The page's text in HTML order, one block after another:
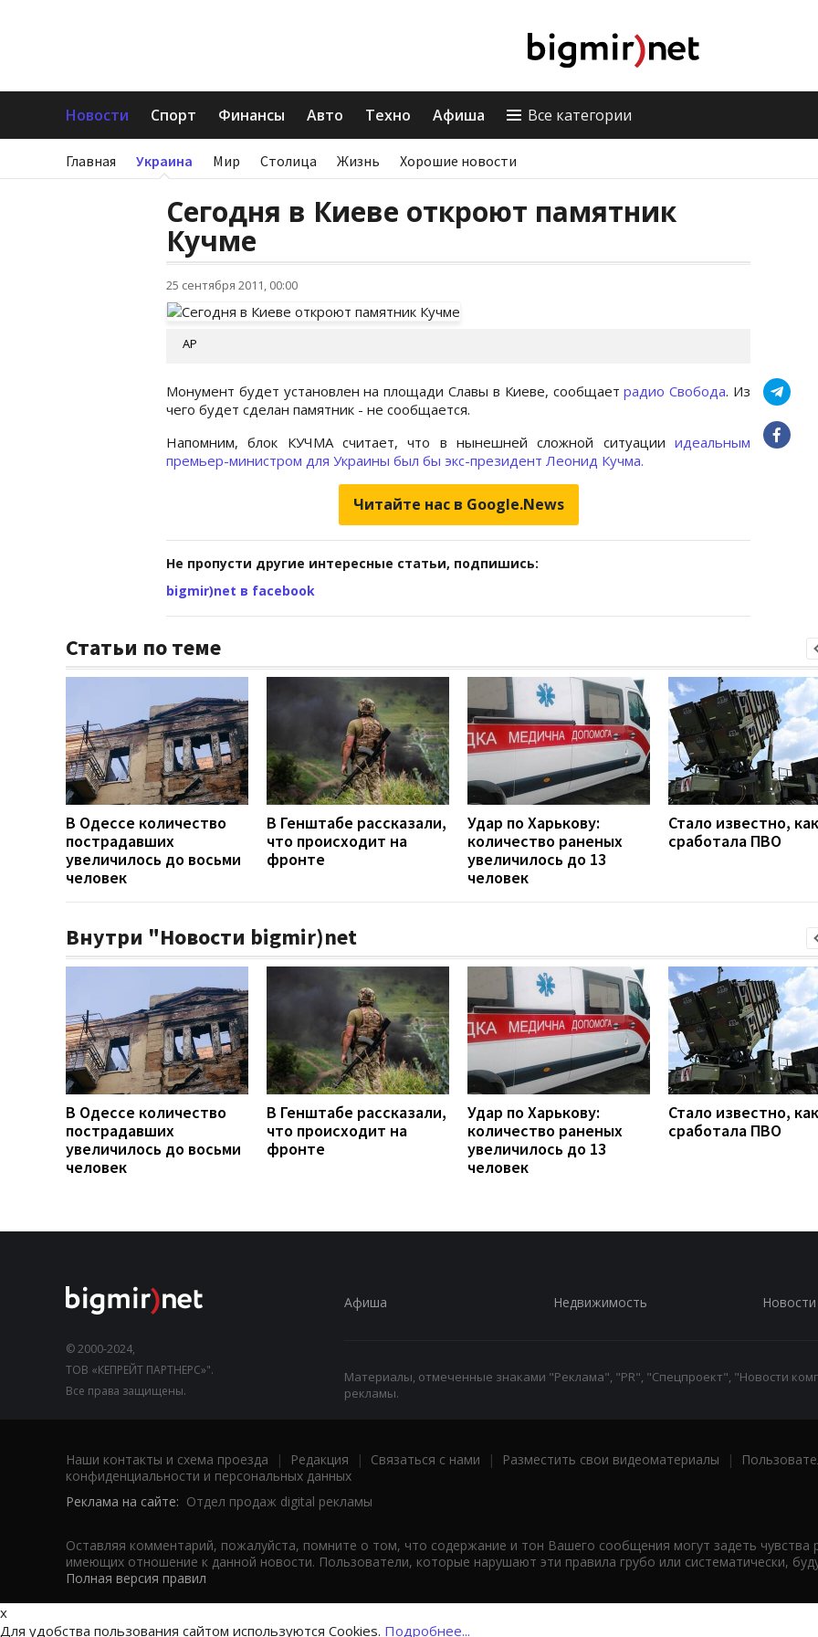
Новости Спорт Финансы Авто Техно Афиша Все категории
Главная Украина Мир Столица Жизнь Хорошие новости
Сегодня в Киеве откроют памятник
Кучме
25 сентября 2011, 00:00
АР
Монумент будет установлен на площади Славы в Киеве, сообщаетрадио Свобода. Из
чего будет сделан памятник - не сообщается.
Напомним, блок КУЧМА считает, что в нынешней сложной ситуации идеальным
премьер-министром для Украины был бы экс-президент Леонид Кучма.
Читайте нас в Google.News
Не пропусти другие интересные статьи, подпишись:
bigmir)net в facebook
Статьи по теме
В Одессе количество
пострадавших
увеличилось до восьми
человек
В Генштабе рассказали,
что происходит на
фронте
Удар по Харькову:
количество раненых
увеличилось до 13
человек
Стало известно, как
сработала ПВО
Внутри "Новости bigmir)net
В Одессе количество
пострадавших
увеличилось до восьми
человек
В Генштабе рассказали,
что происходит на
фронте
Удар по Харькову:
количество раненых
увеличилось до 13
человек
Стало известно, как
сработала ПВО
© 2000-2024,
ТОВ «КЕПРЕЙТ ПАРТНЕРС»".
Все права защищены.
Афиша Недвижимость Новости
Материалы, отмеченные знаками "Реклама", "PR", "Спецпроект", "Новости
рекламы.
Наши контакты и схема проезда | Редакция | Связаться с нами | Разместить свои видеоматериалы |
конфиденциальности и персональных данных
Реклама на сайте: Отдел продаж digital рекламы
Оставляя комментарий, пожалуйста, помните о том, что содержание и тон Вашего сообщения могут задеть чувства
имеющих отношение к данной новости. Пользователи, которые нарушают эти правила грубо или систематически,
Полная версия правил
x
Для удобства пользования сайтом используются Cookies. Подробнее...